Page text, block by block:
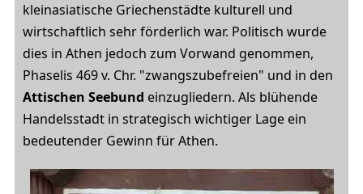
kleinasiatische Griechenstädte kulturell und
wirtschaftlich sehr förderlich war. Politisch wurde
dies in Athen jedoch zum Vorwand genommen,
Phaselis 469 v. Chr. "zwangszubefreien" und in den
Attischen Seebund einzugliedern. Als blühende
Handelsstadt in strategisch wichtiger Lage ein
bedeutender Gewinn für Athen.